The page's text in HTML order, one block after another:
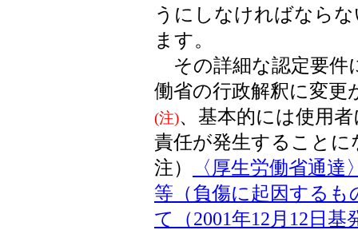
うにしなければなら
ます。
その詳細な認定要件
働省の行政解釈に変
(注)、基本的には使用
責任が発生することに
注）
〈厚生労働省通
等（負傷に起因する
て（2001年12月12日基